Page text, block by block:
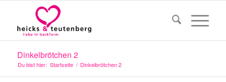
Dinkelbrötchen 2
Du bist hier: Startseite / Dinkelbrötchen 2